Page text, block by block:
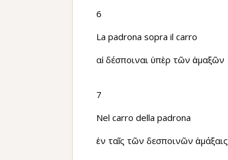
6
La padrona sopra il carro
αἱ δέσποιναι ὑπὲρ τῶν ἁμαξῶν
7
Nel carro della padrona
ἐν ταῖς τῶν δεσποινῶν ἁμάξαις